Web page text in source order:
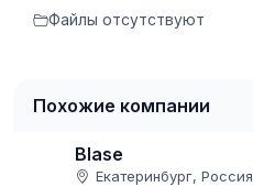
Файлы отсутствуют
Похожие компании
Blase
Екатеринбург, Россия